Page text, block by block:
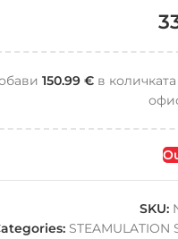
150.99 €в
SKU:
STEAMULATION